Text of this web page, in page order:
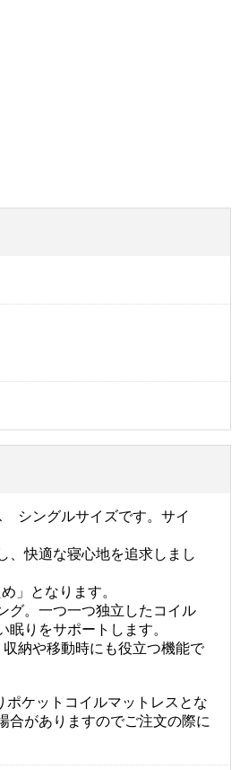
シングルサイズです。サイ
、快適な寝心地を追求しまし
」となります。
グ。一つ一つ独立したコイル
りをサポートします。
納や移動時にも役立つ機能で
ポケットコイルマットレスとな
合がありますのでご注文の際に